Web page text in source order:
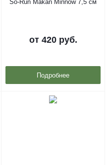
So-Run Makan Minnow 7,5 см
от 420 руб.
Подробнее